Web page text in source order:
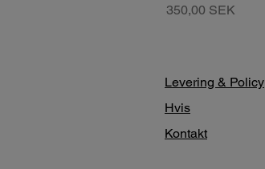
Pris
350,00 SEK
Levering & Policy
Hvis
Kontakt